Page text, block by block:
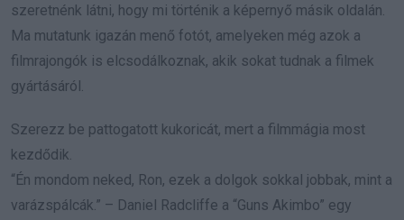
szeretnénk látni, hogy mi történik a képernyő másik oldalán.
Ma mutatunk igazán menő fotót, amelyeken még azok a
filmrajongók is elcsodálkoznak, akik sokat tudnak a filmek
gyártásáról.
Szerezz be pattogatott kukoricát, mert a filmmágia most
kezdődik.
“Én mondom neked, Ron, ezek a dolgok sokkal jobbak, mint a
varázspálcák.” – Daniel Radcliffe a “Guns Akimbo” egy